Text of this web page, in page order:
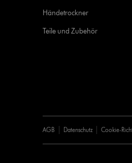
Händetrockner
Teile und Zubehör
AGB Datenschutz Cookie-